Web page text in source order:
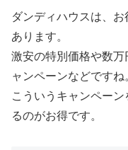
ダンディハウスは、
あります。
激安の特別価格や数
ャンペーンなどですね
こういうキャンペー
るのがお得です。